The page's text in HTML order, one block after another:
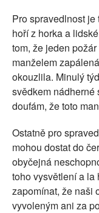
Pro spravedlnost
hoří z horka a
tom, že jeden
manželem
okouzlila. Minulý
svědkem nádherné
doufám, že toto
Ostatně pro
mohou dostat do
obyčejná
toho vysvětlení a la
zapomínat, že naši
vyvoleným ani za